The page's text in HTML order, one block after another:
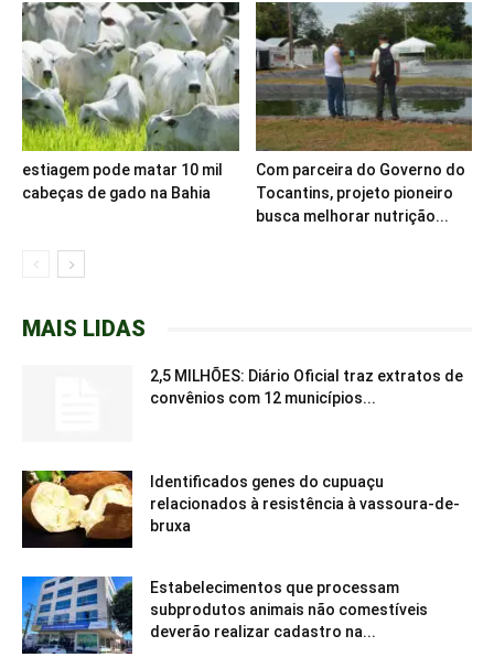
estiagem pode matar 10 mil
cabeças de gado na Bahia
Com parceira do Governo do
Tocantins, projeto pioneiro
busca melhorar nutrição...
MAIS LIDAS
2,5 MILHÕES: Diário Oficial traz extratos de
convênios com 12 municípios...
Identificados genes do cupuaçu
relacionados à resistência à vassoura-de-
bruxa
Estabelecimentos que processam
subprodutos animais não comestíveis
deverão realizar cadastro na...